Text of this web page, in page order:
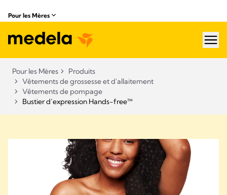
Pour les Mères
Pour les Mères
Produits
Vêtements de grossesse et d'allaitement
Vêtements de pompage
Bustier d’expression Hands-free™